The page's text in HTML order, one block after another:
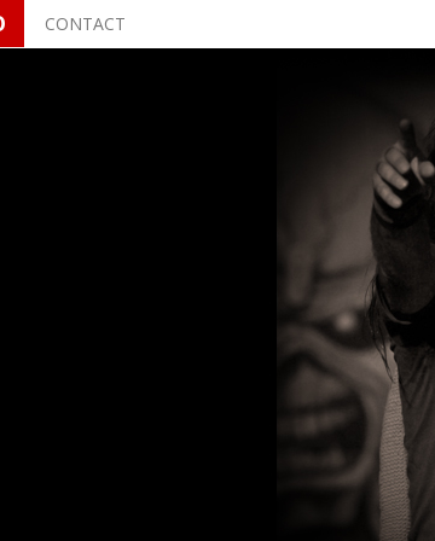
CONTACT